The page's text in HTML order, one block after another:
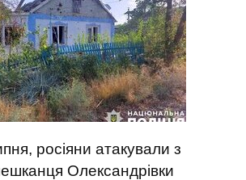
росіяни атакували з
Олександрівки